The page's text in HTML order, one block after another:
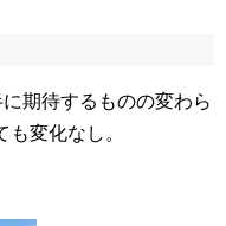
期待するものの変わら
変化なし。